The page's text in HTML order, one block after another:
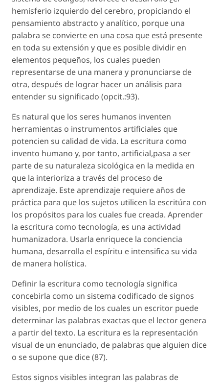
hemisferio izquierdo del cerebro, propiciando el
pensamiento abstracto y analítico, porque una
palabra se convierte en una cosa que está presente
en toda su extensión y que es posible dividir en
elementos pequeños, los cuales pueden
representarse de una manera y pronunciarse de
otra, después de lograr hacer un análisis para
entender su significado (opcit.:93).
Es natural que los seres humanos inventen
herramientas o instrumentos artificiales que
potencien su calidad de vida. La escritura como
invento humano y, por tanto, artificial,pasa a ser
parte de su naturaleza sicológica en la medida en
que la interioriza a través del proceso de
aprendizaje. Este aprendizaje requiere años de
práctica para que los sujetos utilicen la escritúra con
los propósitos para los cuales fue creada. Aprender
la escritura como tecnología, es una actividad
humanizadora. Usarla enriquece la conciencia
humana, desarrolla el espíritu e intensifica su vida
de manera holística.
Definir la escritura como tecnología significa
concebirla como un sistema codificado de signos
visibles, por medio de los cuales un escritor puede
determinar las palabras exactas que el lector genera
a partir del texto. La escritura es la representación
visual de un enunciado, de palabras que alguien dice
o se supone que dice (87).
Estos signos visibles integran las palabras de